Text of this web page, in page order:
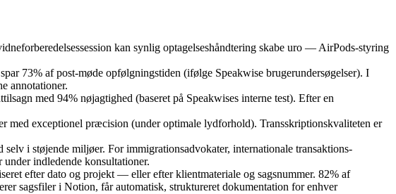
kan synlig optagelseshåndtering skabe uro — AirPods-styring
73% af post-møde opfølgningstiden (ifølge Speakwise brugerundersøgelser). I
annotationer.
med 94% nøjagtighed (baseret på Speakwises interne test). Efter en
med exceptionel præcision (under optimale lydforhold). Transskriptionskvaliteten er
i støjende miljøer. For immigrationsadvokater, internationale transaktions-
under indledende konsultationer.
efter dato og projekt — eller efter klientmateriale og sagsnummer. 82% af
sagsfiler i Notion, får automatisk, struktureret dokumentation for enhver